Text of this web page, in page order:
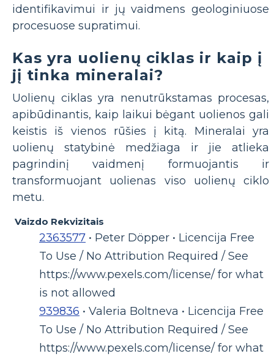
identifikavimui ir jų vaidmens geologiniuose
procesuose supratimui.
Kas yra uolienų ciklas ir kaip į
jį tinka mineralai?
Uolienų ciklas yra nenutrūkstamas procesas,
apibūdinantis, kaip laikui bėgant uolienos gali
keistis iš vienos rūšies į kitą. Mineralai yra
uolienų statybinė medžiaga ir jie atlieka
pagrindinį vaidmenį formuojantis ir
transformuojant uolienas viso uolienų ciklo
metu.
Vaizdo Rekvizitais
2363577 • Peter Döpper • Licencija Free
To Use / No Attribution Required / See
https://www.pexels.com/license/ for what
is not allowed
939836 • Valeria Boltneva • Licencija Free
To Use / No Attribution Required / See
https://www.pexels.com/license/ for what